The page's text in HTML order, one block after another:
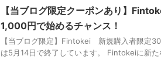
【当ブログ限定クーポンあり】
1,000円で始めるチャンス！
【当ブログ限定】Fintokei 新規購入者限定
は5月14日で終了しています。 Fintokeiに新